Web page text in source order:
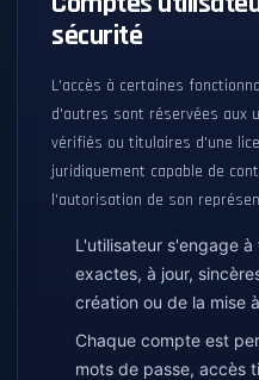
sécurité
L'accès à certaines
d'autres sont réservées aux
vérifiés ou titulaires d'une
juridiquement capable de
l'autorisation de son
L'utilisateur s'engage
exactes, à jour,
création ou de la mise
Chaque compte est
mots de passe, accès